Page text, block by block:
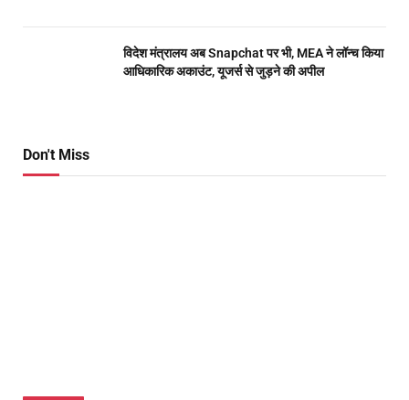
विदेश मंत्रालय अब Snapchat पर भी, MEA ने लॉन्च किया
आधिकारिक अकाउंट, यूजर्स से जुड़ने की अपील
Don't Miss